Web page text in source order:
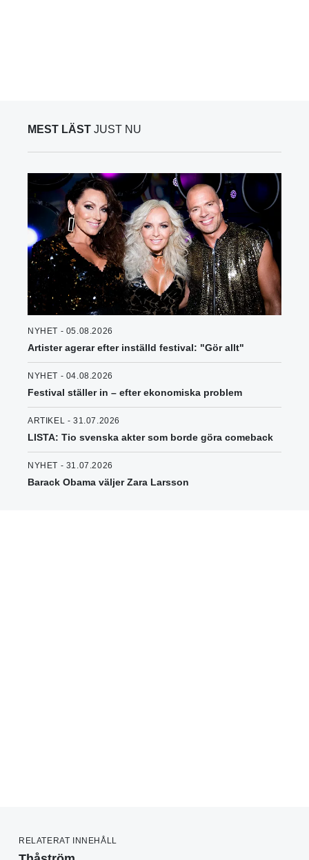
MEST LÄST JUST NU
NYHET - 05.08.2026
Artister agerar efter inställd festival: "Gör allt"
NYHET - 04.08.2026
Festival ställer in – efter ekonomiska problem
ARTIKEL - 31.07.2026
LISTA: Tio svenska akter som borde göra comeback
NYHET - 31.07.2026
Barack Obama väljer Zara Larsson
RELATERAT INNEHÅLL